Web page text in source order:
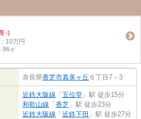
-)
10万円
㎡
奈良県香芝市真美ヶ丘 ６丁目7－3
近鉄大阪線 「 五位堂 」駅 徒歩15分
和歌山線 「 香芝 」駅 徒歩23分
近鉄大阪線 「 近鉄下田 」駅 徒歩27分